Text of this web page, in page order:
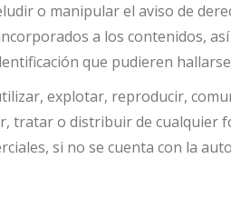
o manipular el aviso de
a los contenidos,
que pudieren
explotar, reproducir,
tratar o distribuir de cualquier
si no se cuenta con la